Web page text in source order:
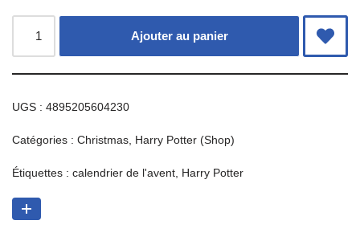
Ajouter au panier
UGS : 4895205604230
Catégories : Christmas Harry Potter (Shop)
Étiquettes : calendrier de l'avent Harry Potter